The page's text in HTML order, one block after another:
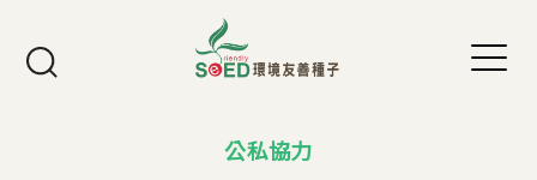
Jump to Navigation
Jump to Main content
公私協力